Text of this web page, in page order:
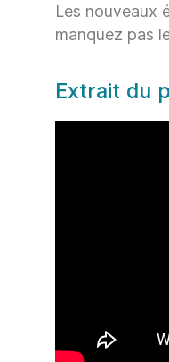
Les nouveaux
manquez pas
Extrait du